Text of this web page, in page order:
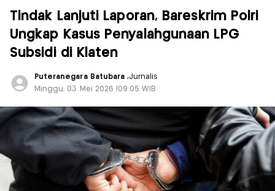
Tindak Lanjuti Laporan, Bareskrim Polri
Ungkap Kasus Penyalahgunaan LPG
Subsidi di Klaten
Puteranegara Batubara,Jurnalis
Minggu, 03 Mei 2026 |09:05 WIB